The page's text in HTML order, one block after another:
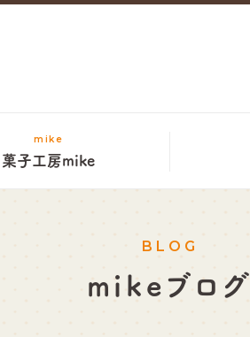
mike
菓子工房mike
BLOG
mikeブログ